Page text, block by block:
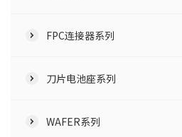
FPC连接器系列
刀片电池座系列
WAFER系列